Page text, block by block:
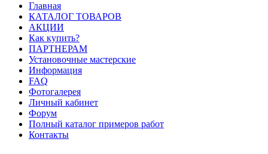
Главная
КАТАЛОГ ТОВАРОВ
АКЦИИ
Как купить?
ПАРТНЕРАМ
Установочные мастерские
Информация
FAQ
Фотогалерея
Личный кабинет
Форум
Полный каталог примеров работ
Контакты